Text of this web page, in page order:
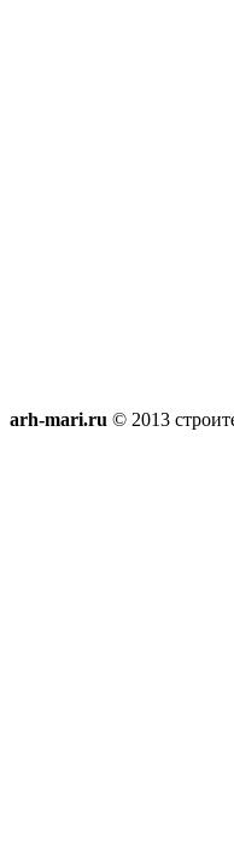
arh-mari.ru © 2013